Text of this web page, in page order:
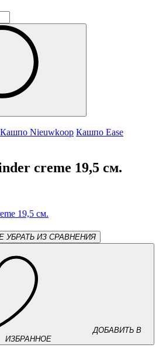
Кашпо Nieuwkoop Кашпо Ease
creme 19,5 см.
УБРАТЬ ИЗ СРАВНЕНИЯ
ДОБАВИТЬ В
ИЗБРАННОЕ